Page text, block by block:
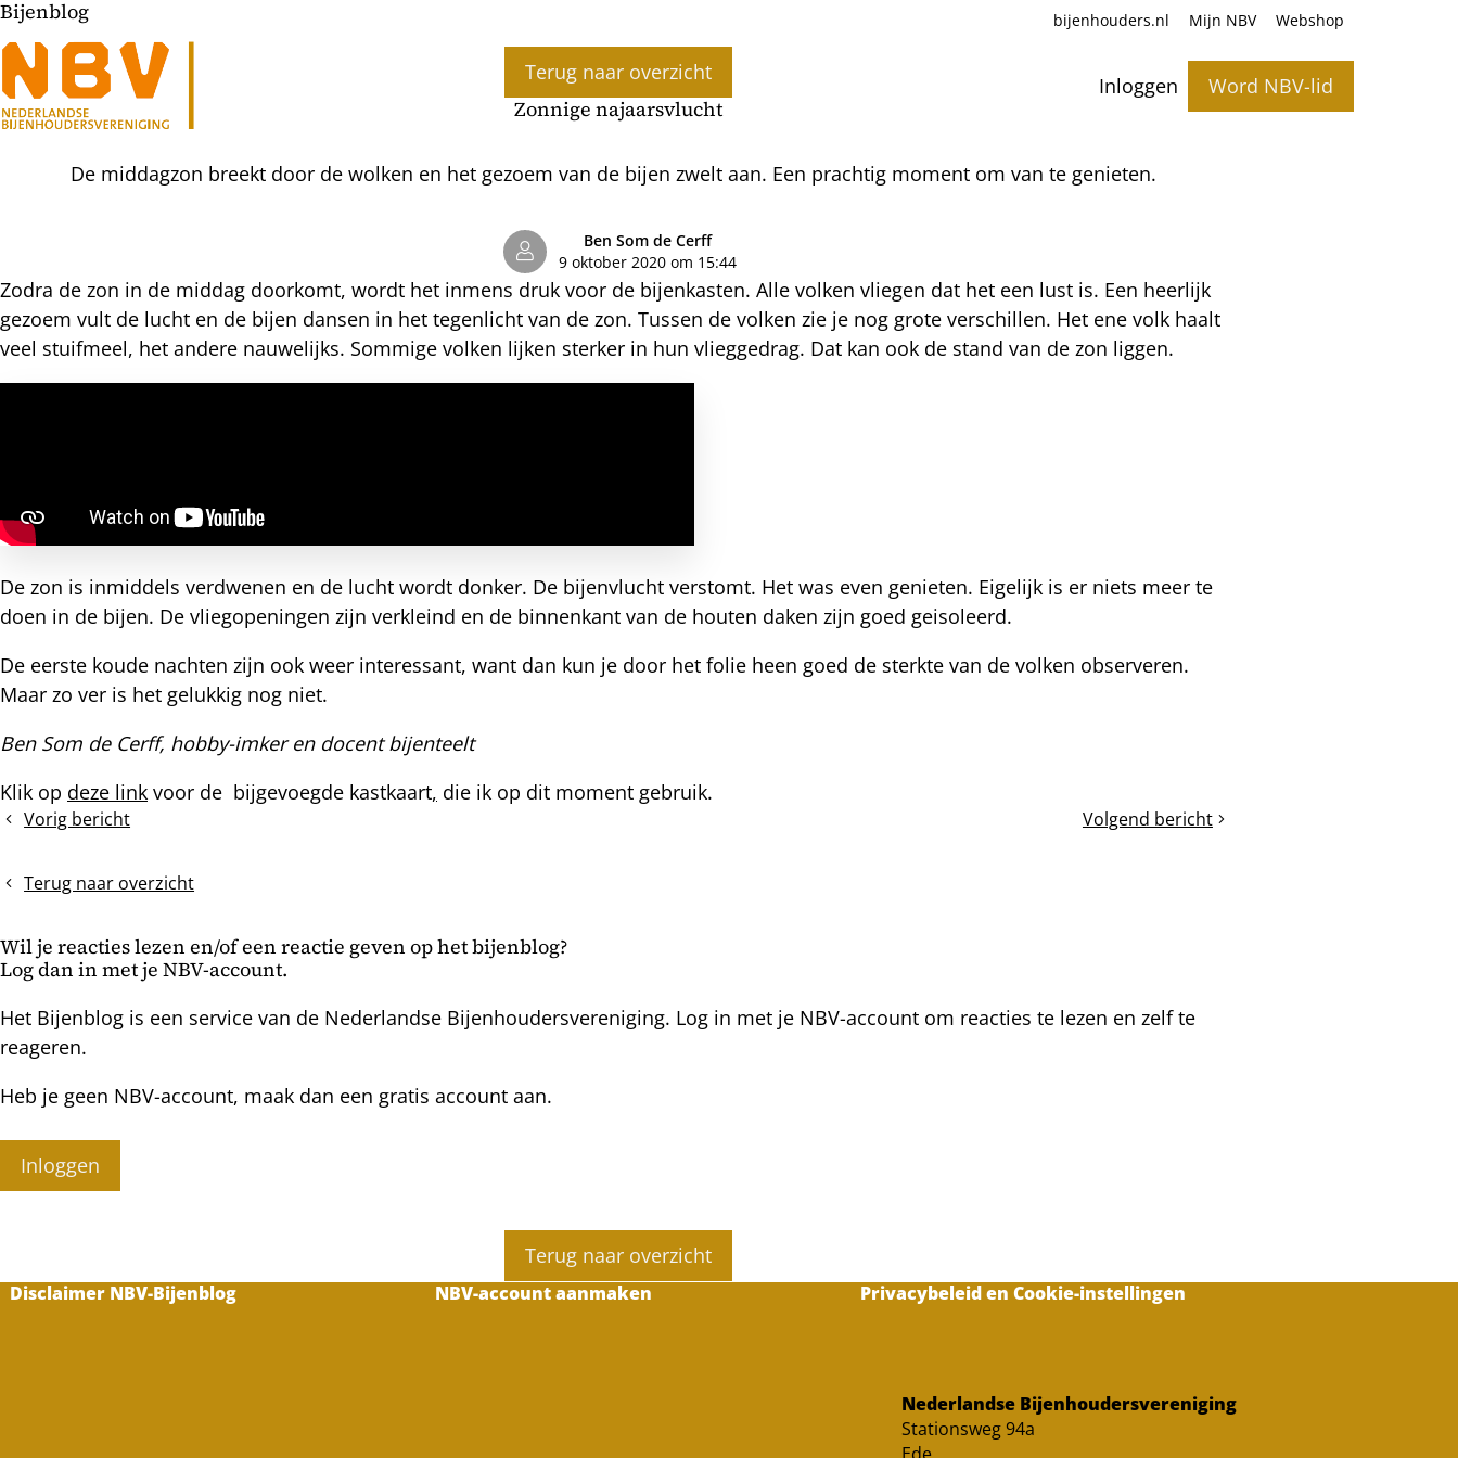
Inloggen Word NBV-lid
bijenhouders.nl Mijn NBV Webshop
Bijenblog
Terug naar overzicht
Zonnige najaarsvlucht
De middagzon breekt door de wolken en het gezoem van de bijen zwelt aan. Een prachtig moment om van te genieten.
Ben Som de Cerff
9 oktober 2020 om 15:44
Zodra de zon in de middag doorkomt, wordt het inmens druk voor de bijenkasten. Alle volken vliegen dat het een lust is. Een heerlijk
gezoem vult de lucht en de bijen dansen in het tegenlicht van de zon. Tussen de volken zie je nog grote verschillen. Het ene volk haalt
veel stuifmeel, het andere nauwelijks. Sommige volken lijken sterker in hun vlieggedrag. Dat kan ook de stand van de zon liggen.
De zon is inmiddels verdwenen en de lucht wordt donker. De bijenvlucht verstomt. Het was even genieten. Eigelijk is er niets meer te
doen in de bijen. De vliegopeningen zijn verkleind en de binnenkant van de houten daken zijn goed geisoleerd.
De eerste koude nachten zijn ook weer interessant, want dan kun je door het folie heen goed de sterkte van de volken observeren.
Maar zo ver is het gelukkig nog niet.
Ben Som de Cerff, hobby-imker en docent bijenteelt
Klik op deze link voor de bijgevoegde kastkaart, die ik op dit moment gebruik.
Vorig bericht
Vliegopeningen
tegen
Volgend bericht
Op
alles
Terug naar overzicht
Wil je reacties lezen en/of een reactie geven op het bijenblog?
Log dan in met je NBV-account.
Het Bijenblog is een service van de Nederlandse Bijenhoudersvereniging. Log in met je NBV-account om reacties te lezen en zelf te
reageren.
Heb je geen NBV-account, maak dan een gratis account aan.
Inloggen
Terug naar overzicht
Disclaimer NBV-Bijenblog NBV-account aanmaken Privacybeleid en Cookie-instellingen
Nederlandse Bijenhoudersvereniging
Stationsweg 94a